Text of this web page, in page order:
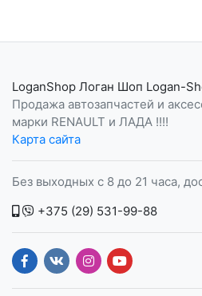
LoganShop Логан Шоп Logan-
Продажа автозапчастей и
марки RENAULT и ЛАДА !!!!
Карта сайта
Без выходных с 8 до 21 часа,
+375 (29) 531-99-88